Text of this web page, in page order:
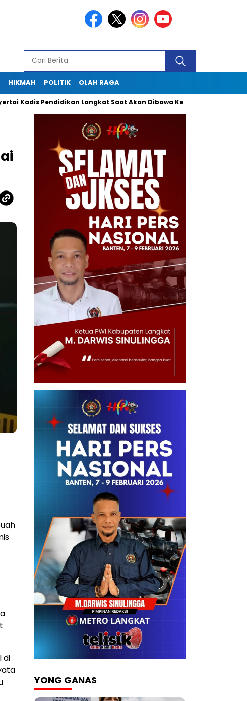
HIKMAH POLITIK OLAH RAGA
Pendidikan Langkat Saat Akan Dibawa Ke Lapas
di
YONG GANAS